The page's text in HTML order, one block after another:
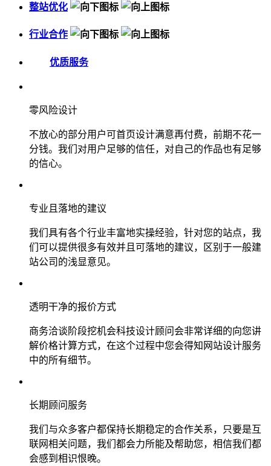
整站优化
行业合作
优质服务
零风险设计
不放心的部分用户可首页设计满意再付费，前期不花一
分钱。我们对用户足够的信任，对自己的作品也有足够
的信心。
专业且落地的建议
我们具有各个行业丰富地实操经验，针对您的站点，我
们可以提供很多有效并且可落地的建议，区别于一般建
站公司的浅显意见。
透明干净的报价方式
商务洽谈阶段挖机会科技设计顾问会非常详细的向您讲
解价格计算方式，在这个过程中您会得知网站设计服务
中的所有细节。
长期顾问服务
我们与众多客户都保持长期稳定的合作关系，只要是互
联网相关问题，我们都会力所能及帮助您，相信我们都
会感到相识恨晚。